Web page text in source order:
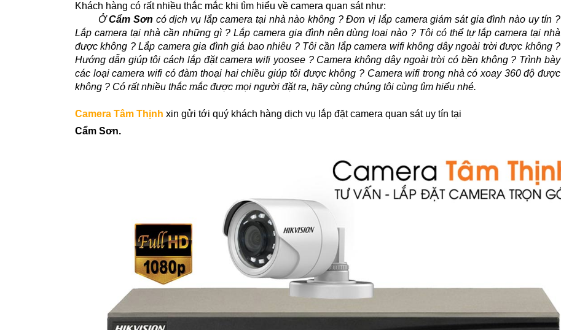
Khách hàng có rất nhiều thắc mắc khi tìm hiểu về camera quan sát như:
ỞCẩm Sơn có dịch vụ lắp camera tại nhà nào không ? Đơn vị lắp camera giám sát gia đình nào uy tín ?
Lắp camera tại nhà cần những gì ? Lắp camera gia đình nên dùng loại nào ? Tôi có thể tự lắp camera tại nhà
được không ? Lắp camera gia đình giá bao nhiêu ? Tôi cần lắp camera wifi không dây ngoài trời được không ?
Hướng dẫn giúp tôi cách lắp đặt camera wifi yoosee ? Camera không dây ngoài trời có bền không ? Trình bày
các loại camera wifi có đàm thoại hai chiều giúp tôi được không ? Camera wifi trong nhà có xoay 360 độ được
không ? Có rất nhiều thắc mắc được mọi người đặt ra, hãy cùng chúng tôi cùng tìm hiểu nhé.
Camera Tâm Thịnh xin gửi tới quý khách hàng dịch vụ lắp đặt camera quan sát uy tín tại
Cẩm Sơn.